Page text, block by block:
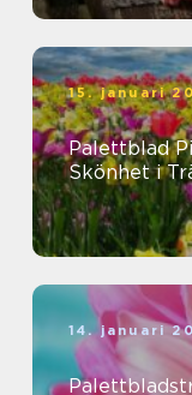
15. januari
Palettblad
Skönhet i
14. januari